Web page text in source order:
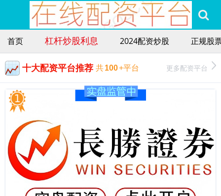
首页 杠杆炒股利息 2024配资炒股 正规股
十大配资平台推荐 共100+平台 更多配资平台